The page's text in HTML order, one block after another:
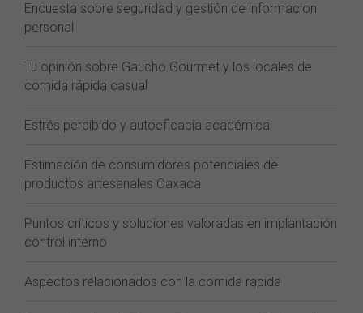
Encuesta sobre seguridad y gestión de informacion
personal
Tu opinión sobre Gaucho Gourmet y los locales de
comida rápida casual
Estrés percibido y autoeficacia académica
Estimación de consumidores potenciales de
productos artesanales Oaxaca
Puntos críticos y soluciones valoradas en implantación
control interno
Aspectos relacionados con la comida rapida